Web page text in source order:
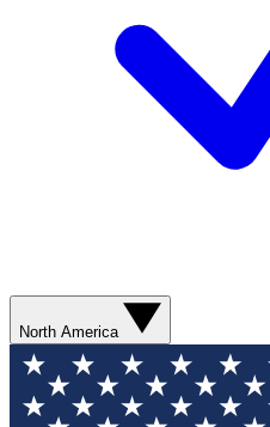
North America